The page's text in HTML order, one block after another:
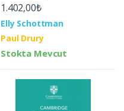
1.402,00₺
Elly Schottman
Paul Drury
Stokta Mevcut